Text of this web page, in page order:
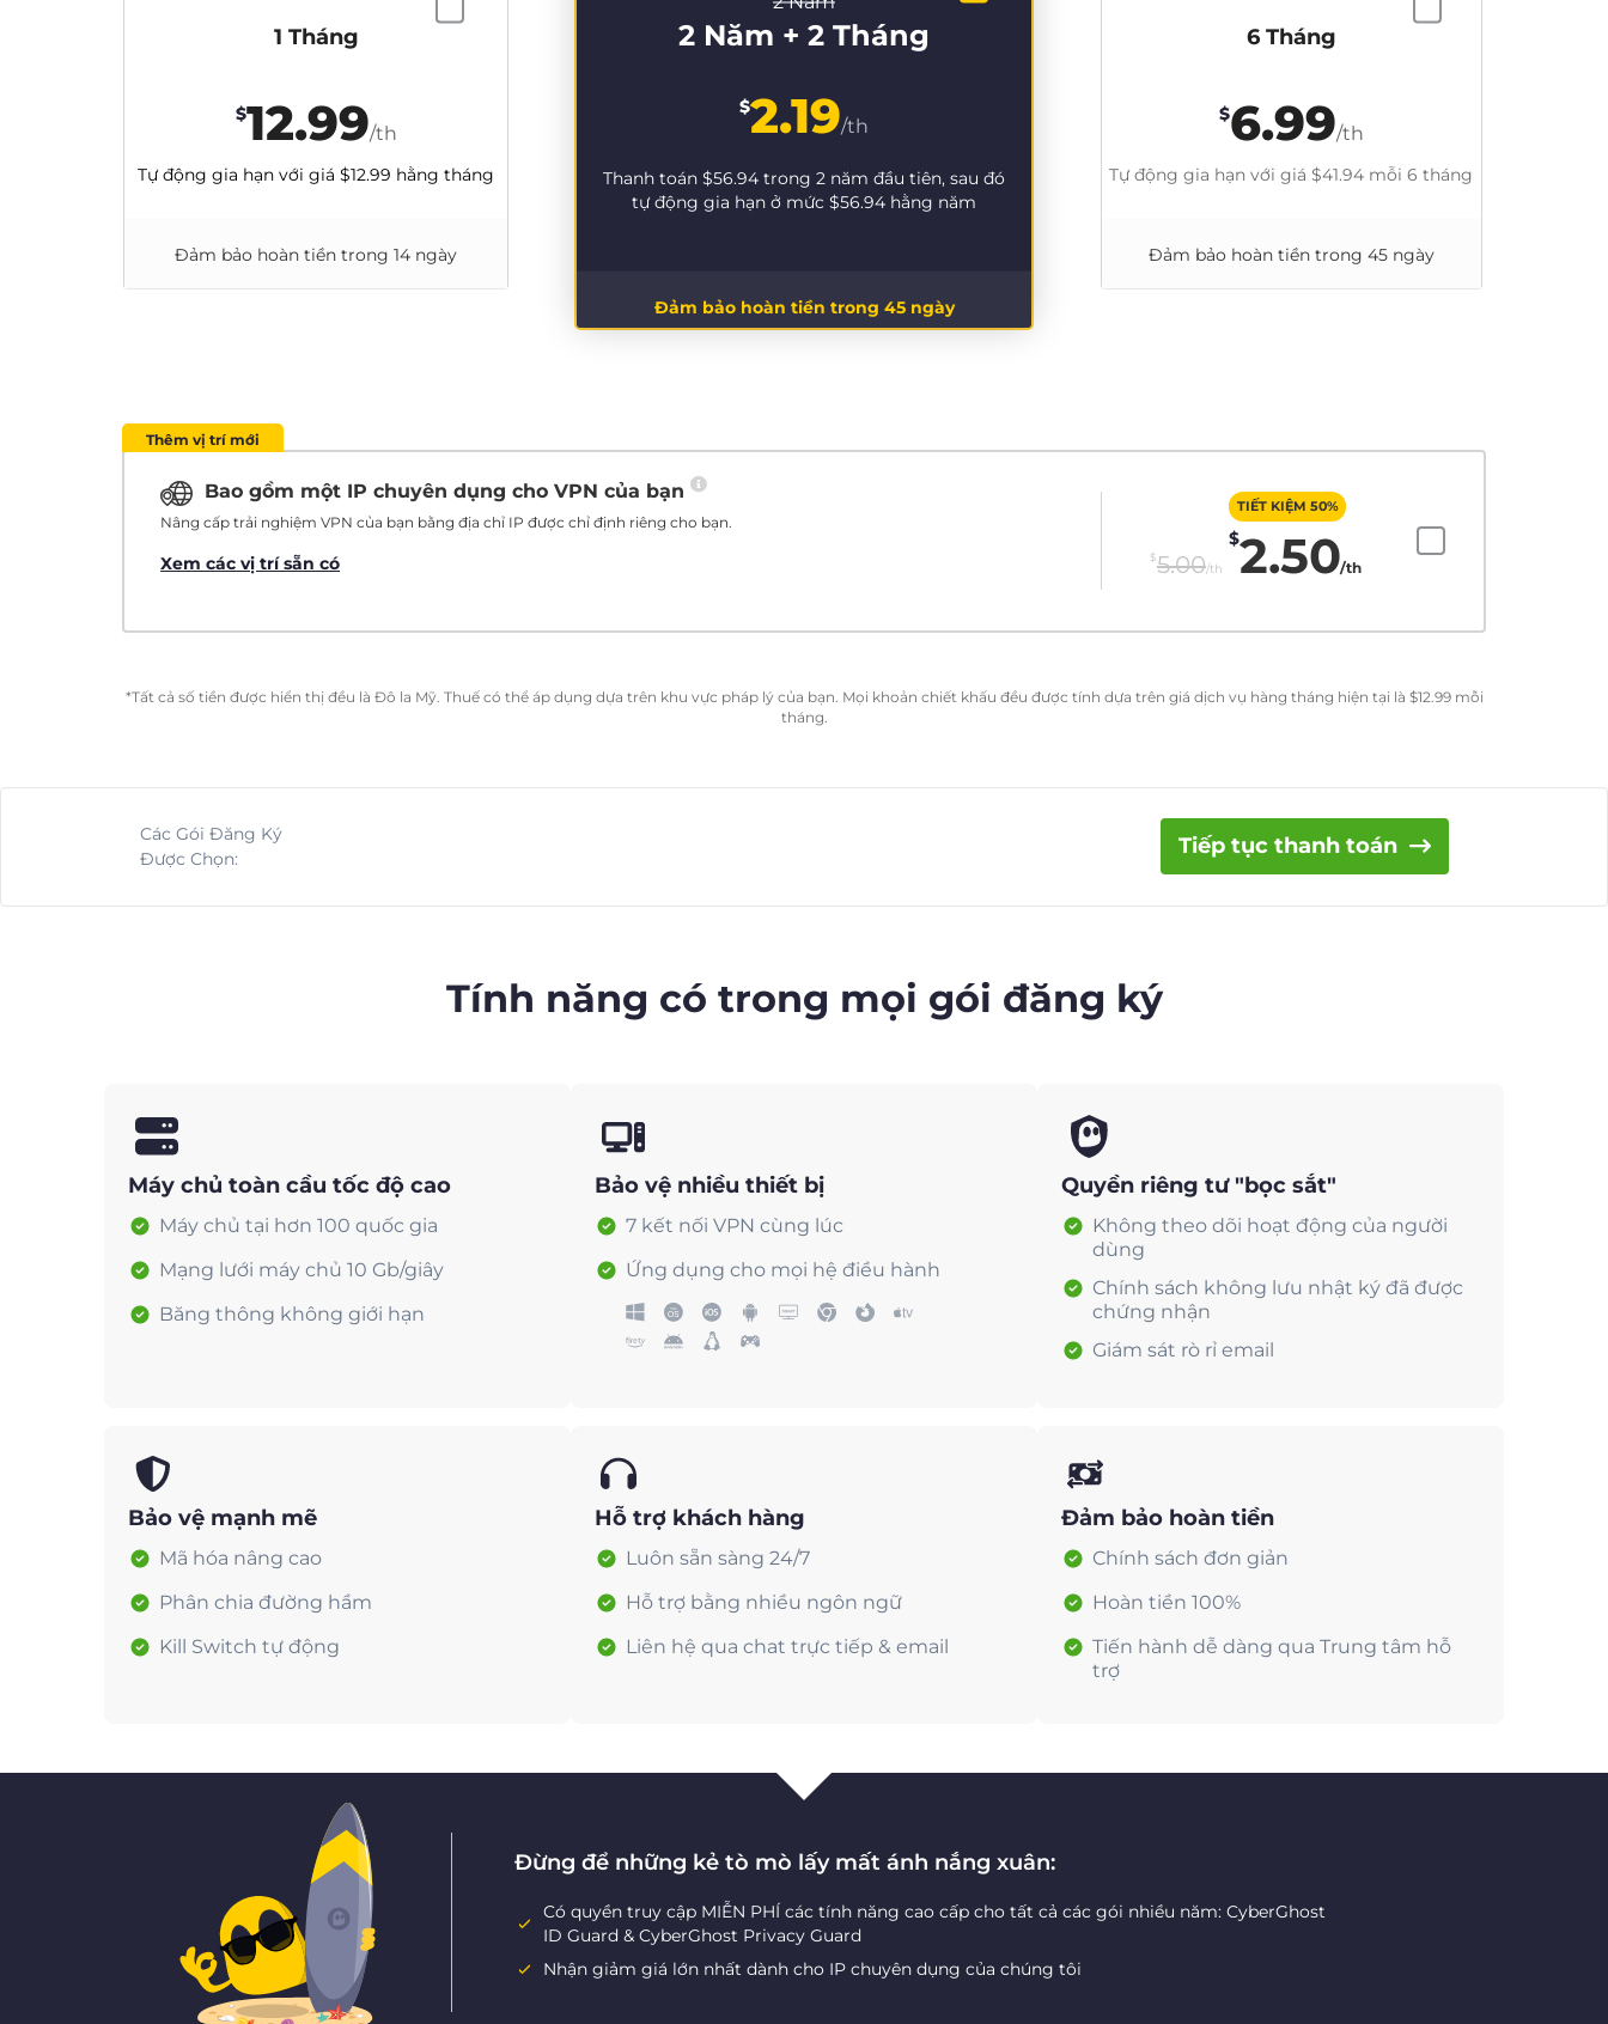
2 Năm + 2 Tháng
$2.19/th
Thanh toán $56.94 trong 2 năm đầu tiên, sau đó
tự động gia hạn ở mức $56.94 hằng năm
Đảm bảo hoàn tiền trong 45 ngày
6 Tháng
$6.99/th
Tự động gia hạn với giá $41.94 mỗi 6 tháng
Đảm bảo hoàn tiền trong 45 ngày
1 Tháng
$12.99/th
Tự động gia hạn với giá $12.99 hằng tháng
Đảm bảo hoàn tiền trong 14 ngày
Thêm vị trí mới
Bao gồm một IP chuyên dụng cho VPN của bạn
Nâng cấp trải nghiệm VPN của bạn bằng địa chỉ IP được chỉ định riêng cho bạn.
Xem các vị trí sẵn có $5.00/th
TIẾT KIỆM 50%
$2.50/th
*Tất cả số tiền được hiển thị đều là Đô la Mỹ. Thuế có thể áp dụng dựa trên khu vực pháp lý của bạn. Mọi khoản chiết khấu đều được tính dựa trên giá dịch vụ hàng tháng hiện tại là $12.99mỗi
tháng.
Các Gói Đăng Ký
Được Chọn:
Tiếp tục thanh toán
Tính năng có trong mọi gói đăng ký
Máy chủ toàn cầu tốc độ cao
Máy chủ tại hơn 100 quốc gia
Mạng lưới máy chủ 10 Gb/giây
Băng thông không giới hạn
Bảo vệ nhiều thiết bị
7 kết nối VPN cùng lúc
Ứng dụng cho mọi hệ điều hành
Quyền riêng tư "bọc sắt"
Không theo dõi hoạt động của người
dùng
Chính sách không lưu nhật ký đã được
chứng nhận
Giám sát rò rỉ email
Bảo vệ mạnh mẽ
Mã hóa nâng cao
Phân chia đường hầm
Kill Switch tự động
Hỗ trợ khách hàng
Luôn sẵn sàng 24/7
Hỗ trợ bằng nhiều ngôn ngữ
Liên hệ qua chat trực tiếp & email
Đảm bảo hoàn tiền
Chính sách đơn giản
Hoàn tiền 100%
Tiến hành dễ dàng qua Trung tâm hỗ
trợ
Đừng để những kẻ tò mò lấy mất ánh nắng xuân:
Có quyền truy cập MIỄN PHÍ các tính năng cao cấp cho tất cả các gói nhiều năm: CyberGhost
ID Guard & CyberGhost Privacy Guard
Nhận giảm giá lớn nhất dành cho IP chuyên dụng của chúng tôi